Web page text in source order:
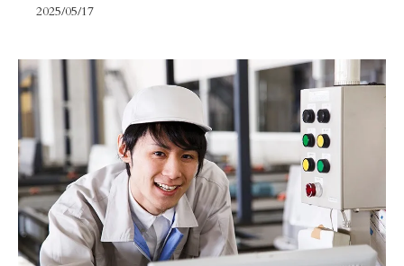
2025/05/17